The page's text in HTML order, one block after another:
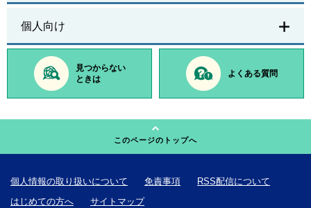
個人向け
見つからない
ときは
よくある質問
このページのトップへ
個人情報の取り扱いについて 免責事項
RSS配信について
はじめての方へ
サイトマップ